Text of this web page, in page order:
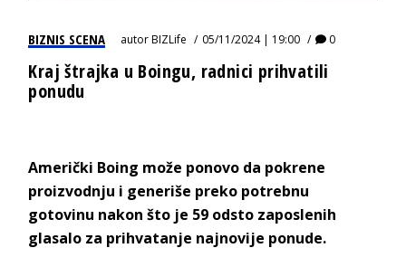
BIZNIS SCENA autorBIZLife 05/11/2024 | 19:00 0
Kraj štrajka u Boingu, radnici prihvatili
ponudu
Američki Boing može ponovo da pokrene
proizvodnju i generiše preko potrebnu
gotovinu nakon što je 59 odsto zaposlenih
glasalo za prihvatanje najnovije ponude.